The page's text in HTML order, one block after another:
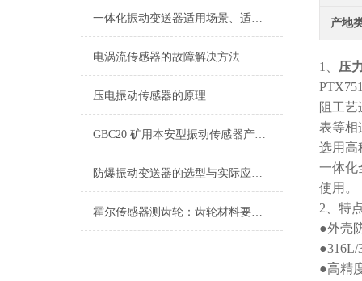
一体化振动变送器适用场景、适用设备及安装位置详解
电涡流传感器的故障解决方法
压电振动传感器的原理
GBC20 矿用本安型振动传感器产品说明书
防爆振动变送器的选型与实际应用有哪些？
霍尔传感器测齿轮：齿轮材料要求详解
产地
1、 压
阻工
表等相
选用高
一体化
使用。
2、特
●外壳
●316L/
●高精